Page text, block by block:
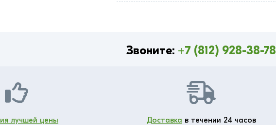
Звоните: +7 (812) 928-38-78
лучшей цены Доставка в течении 24 часов